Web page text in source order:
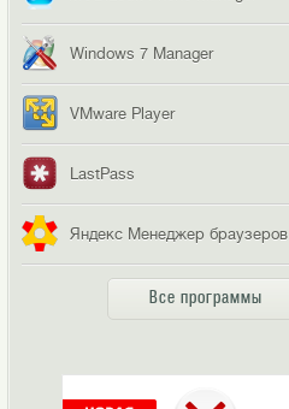
Windows 7 Manager
VMware Player
LastPass
Яндекс Менеджер браузеров
Все программы